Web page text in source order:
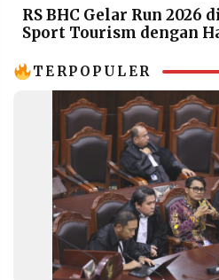
SERVICE
IKUTI
RS BHC Gelar Run 2026
Sport Tourism dengan
TERPOPULER